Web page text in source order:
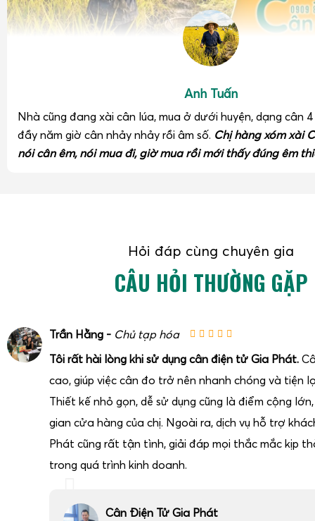
Anh Tuấn
Nhà cũng đang xài cân lúa, mua ở dưới huyện, dạng cân
đầy năm giờ cân nhảy nhảy rồi âm số. Chị hàng xóm xài
nói cân êm, nói mua đi, giờ mua rồi mới thấy đúng êm
Hỏi đáp cùng chuyên gia
CÂU HỎI THƯỜNG GẶP
Trần Hằng - Chủ tạp hóa
Tôi rất hài lòng khi sử dụng cân điện tử Gia Phát.
cao, giúp việc cân đo trở nên nhanh chóng và tiện
Thiết kế nhỏ gọn, dễ sử dụng cũng là điểm cộng
gian cửa hàng của chị. Ngoài ra, dịch vụ hỗ trợ
Phát cũng rất tận tình, giải đáp mọi thắc mắc kịp
trong quá trình kinh doanh.
Cân Điện Tử Gia Phát